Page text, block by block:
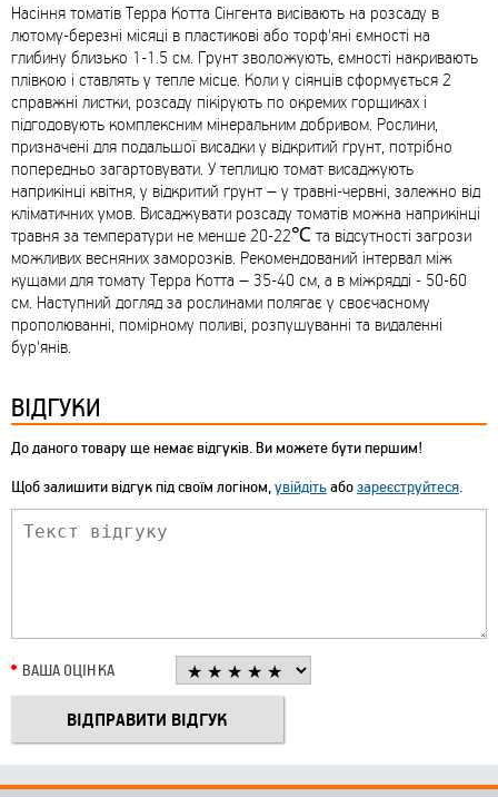
Насіння томатів Терра Котта Сінгента висівають на розсаду в
лютому-березні місяці в пластикові або торф'яні ємності на
глибину близько 1-1.5 см. Грунт зволожують, ємності накривають
плівкою і ставлять у тепле місце. Коли у сіянців сформується 2
справжні листки, розсаду пікірують по окремих горщиках і
підгодовують комплексним мінеральним добривом. Рослини,
призначені для подальшої висадки у відкритий ґрунт, потрібно
попередньо загартовувати. У теплицю томат висаджують
наприкінці квітня, у відкритий ґрунт – у травні-червні, залежно від
кліматичних умов. Висаджувати розсаду томатів можна наприкінці
травня за температури не менше 20-22℃ та відсутності загрози
можливих весняних заморозків. Рекомендований інтервал між
кущами для томату Терра Котта – 35-40 см, а в міжрядді - 50-60
см. Наступний догляд за рослинами полягає у своєчасному
прополюванні, помірному поливі, розпушуванні та видаленні
бур'янів.
ВІДГУКИ
До даного товару ще немає відгуків. Ви можете бути першим!
Щоб залишити відгук під своїм логіном,увійдітьабозареєструйтеся.
ВАША ОЦІНКА